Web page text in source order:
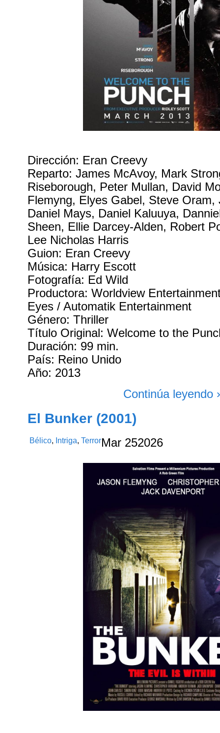
Dirección: Eran Creevy
Reparto: James McAvoy, Mark
Riseborough, Peter Mullan, David
Flemyng, Elyes Gabel, Steve Oram,
Daniel Mays, Daniel Kaluuya,
Sheen, Ellie Darcey-Alden, Robert
Lee Nicholas Harris
Guion: Eran Creevy
Música: Harry Escott
Fotografía: Ed Wild
Productora: Worldview
Eyes / Automatik Entertainment
Género: Thriller
Título Original: Welcome to the
Duración: 99 min.
País: Reino Unido
Año: 2013
Continúa leyendo
El Bunker (2001)
Bélico, Intriga,TerrorMar 252026